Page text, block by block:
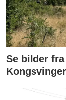
Se bilder